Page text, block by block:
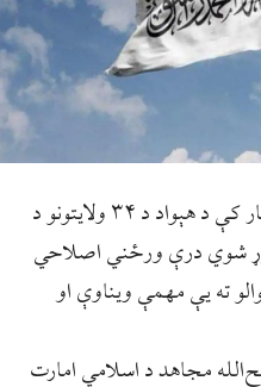
د اسلامي امارت مشرتابه په کندهار کې د هېواد د ۳۴ ولايتونو د
جوړ شوي درې ورځني اصلاحي
ته يې مهمې ويناوې او
مجاهد د اسلامي امارت